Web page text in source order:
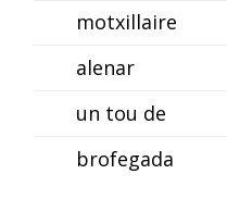
motxillaire
alenar
un tou de
brofegada